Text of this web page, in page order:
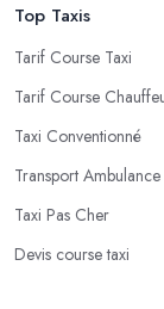
Top Taxis
Tarif Course Taxi
Tarif Course
Taxi Conventionné
Transport Ambulance
Taxi Pas Cher
Devis course taxi